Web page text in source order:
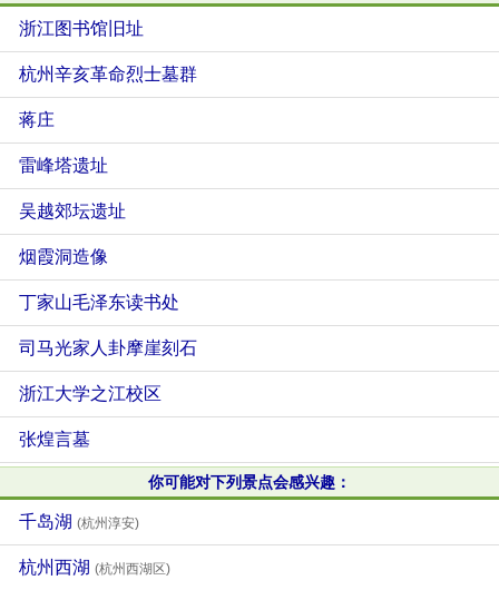
浙江图书馆旧址
杭州辛亥革命烈士墓群
蒋庄
雷峰塔遗址
吴越郊坛遗址
烟霞洞造像
丁家山毛泽东读书处
司马光家人卦摩崖刻石
浙江大学之江校区
张煌言墓
你可能对下列景点会感兴趣：
千岛湖 (杭州淳安)
杭州西湖 (杭州西湖区)